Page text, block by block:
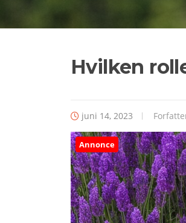
Hvilken
juni 14, 2023
Annonce